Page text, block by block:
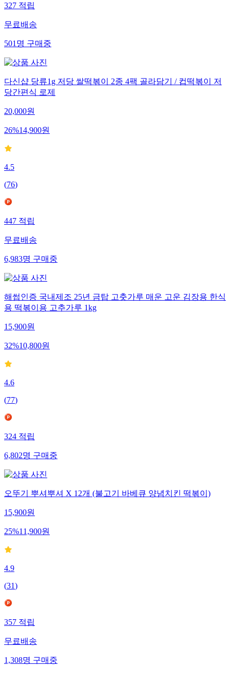
327적립
무료배송
501명구매중
다신샵 당류1g 저당 쌀떡볶이 2종 4팩 골라담기 / 컵떡볶이 저
당간편식 로제
20,000원
26%14,900원
4.5
(76)
447적립
무료배송
6,983명구매중
해썹인증 국내제조 25년 금탑 고춧가루 매운 고운 김장용 한식
용 떡볶이용 고추가루 1kg
15,900원
32%10,800원
4.6
(77)
324적립
6,802명구매중
오뚜기 뿌셔뿌셔 X 12개 (불고기 바베큐 양념치킨 떡볶이)
15,900원
25%11,900원
4.9
(31)
357적립
무료배송
1,308명구매중